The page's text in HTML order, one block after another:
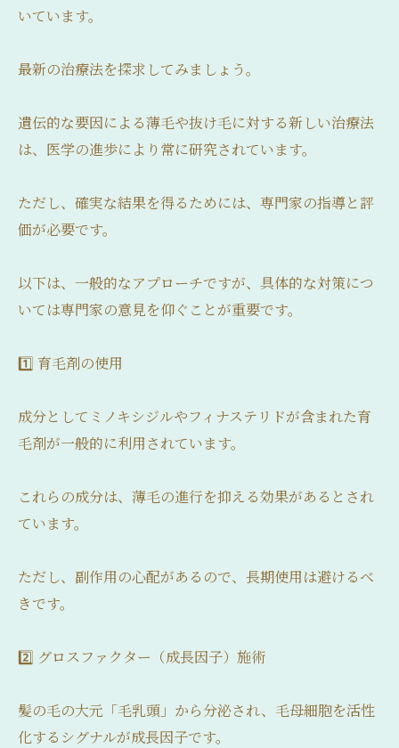
いています。
最新の治療法を探求してみましょう。
遺伝的な要因による薄毛や抜け毛に対する新しい治療法
は、医学の進歩により常に研究されています。
ただし、確実な結果を得るためには、専門家の指導と評
価が必要です。
以下は、一般的なアプローチですが、具体的な対策につ
いては専門家の意見を仰ぐことが重要です。
1️⃣ 育毛剤の使用
成分としてミノキシジルやフィナステリドが含まれた育
毛剤が一般的に利用されています。
これらの成分は、薄毛の進行を抑える効果があるとされ
ています。
ただし、副作用の心配があるので、長期使用は避けるべ
きです。
2️⃣ グロスファクター（成長因子）施術
髪の毛の大元「毛乳頭」から分泌され、毛母細胞を活性
化するシグナルが成長因子です。